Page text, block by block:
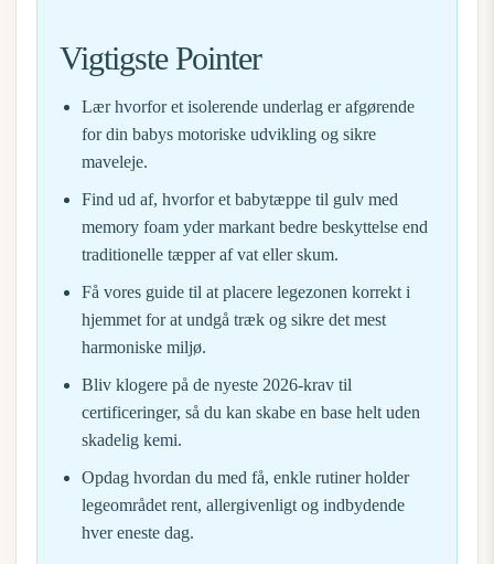
Vigtigste Pointer
Lær hvorfor et isolerende underlag er afgørende
for din babys motoriske udvikling og sikre
maveleje.
Find ud af, hvorfor et babytæppe til gulv med
memory foam yder markant bedre beskyttelse end
traditionelle tæpper af vat eller skum.
Få vores guide til at placere legezonen korrekt i
hjemmet for at undgå træk og sikre det mest
harmoniske miljø.
Bliv klogere på de nyeste 2026-krav til
certificeringer, så du kan skabe en base helt uden
skadelig kemi.
Opdag hvordan du med få, enkle rutiner holder
legeområdet rent, allergivenligt og indbydende
hver eneste dag.